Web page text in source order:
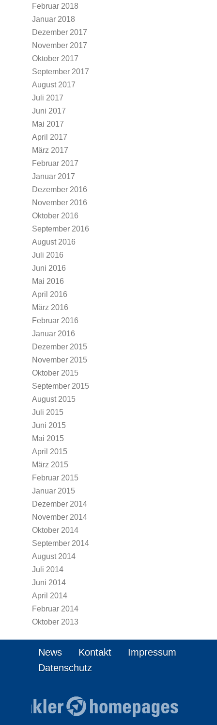
Februar 2018
Januar 2018
Dezember 2017
November 2017
Oktober 2017
September 2017
August 2017
Juli 2017
Juni 2017
Mai 2017
April 2017
März 2017
Februar 2017
Januar 2017
Dezember 2016
November 2016
Oktober 2016
September 2016
August 2016
Juli 2016
Juni 2016
Mai 2016
April 2016
März 2016
Februar 2016
Januar 2016
Dezember 2015
November 2015
Oktober 2015
September 2015
August 2015
Juli 2015
Juni 2015
Mai 2015
April 2015
März 2015
Februar 2015
Januar 2015
Dezember 2014
November 2014
Oktober 2014
September 2014
August 2014
Juli 2014
Juni 2014
April 2014
Februar 2014
Oktober 2013
News Kontakt
Impressum
Datenschutz